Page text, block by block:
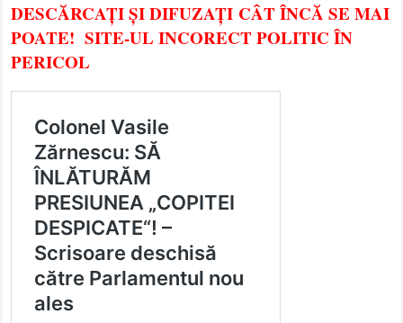
DESCĂRCAȚI ȘI DIFUZAȚI CÂT ÎNCĂ SE MAI
POATE! SITE-UL INCORECT POLITIC ÎN
PERICOL